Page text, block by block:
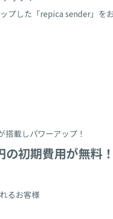
プした「repica sender」
搭載しパワーアップ！
初期費用が無料！
るお客様